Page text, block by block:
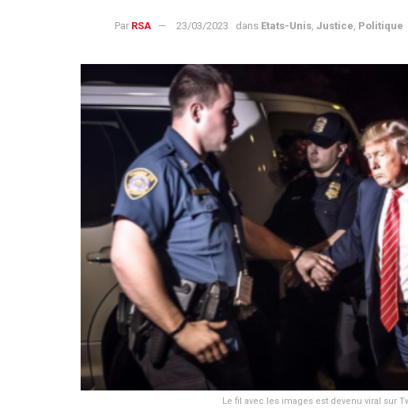
Par RSA 23/03/2023 dans Etats-Unis Justice Politique
Le fil avec les images est devenu viral sur